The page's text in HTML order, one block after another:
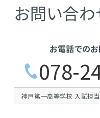
お問い合わ
お電話での
078-
神戸第一高等学校 入試担